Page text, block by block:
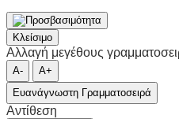
Κλείσιμο
Αλλαγή μεγέθους
A-
A+
Ευανάγνωστη Γραμματοσειρά
Αντίθεση